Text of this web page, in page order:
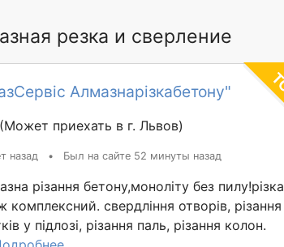
резка и сверление
Алмазнарізкабетону"
(Может приехать в г. Львов)
назад • Был на сайте 52 минуты назад
різання бетону,моноліту без пилу!різка
свердління отворів, різання
у підлозі, різання паль, різання колон.